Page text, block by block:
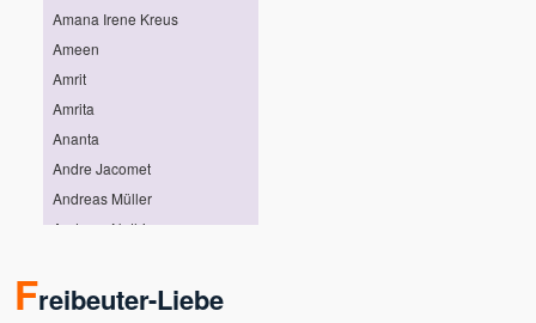
Amana Irene Kreus
Ameen
Amrit
Amrita
Ananta
Andre Jacomet
Andreas Müller
Andreas Nothing
Andreas Stötter
Freibeuter-Liebe